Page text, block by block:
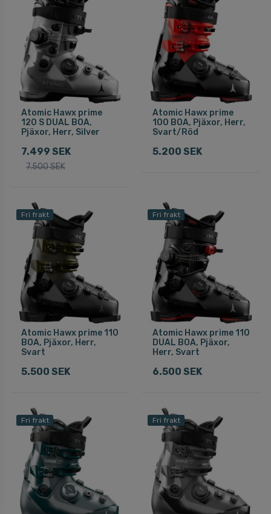
Atomic Hawx prime
120 S DUAL BOA,
Pjäxor, Herr, Silver
7.499 SEK
7.500 SEK
Atomic Hawx prime
100 BOA, Pjäxor, Herr,
Svart/Röd
5.200 SEK
Fri frakt
Atomic Hawx prime 110
BOA, Pjäxor, Herr,
Svart
5.500 SEK
Fri frakt
Atomic Hawx prime 110
DUAL BOA, Pjäxor,
Herr, Svart
6.500 SEK
Fri frakt Fri frakt